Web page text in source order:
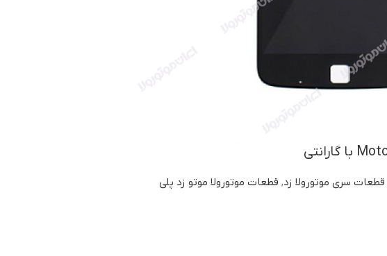
قطعات سری موتورولا زد, قطعات موتورولا موتو زد پلی